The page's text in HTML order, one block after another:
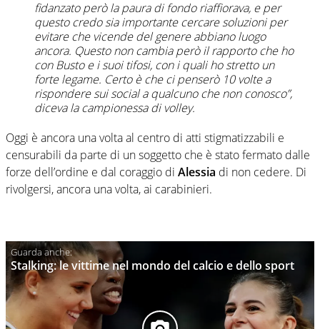
fidanzato però la paura di fondo riaffiorava, e per
questo credo sia importante cercare soluzioni per
evitare che vicende del genere abbiano luogo
ancora. Questo non cambia però il rapporto che ho
con Busto e i suoi tifosi, con i quali ho stretto un
forte legame. Certo è che ci penserò 10 volte a
rispondere sui social a qualcuno che non conosco”,
diceva la campionessa di volley.
Oggi è ancora una volta al centro di atti stigmatizzabili e
censurabili da parte di un soggetto che è stato fermato dalle
forze dell’ordine e dal coraggio di Alessia di non cedere. Di
rivolgersi, ancora una volta, ai carabinieri.
Stalking: le vittime nel mondo del calcio e dello sport